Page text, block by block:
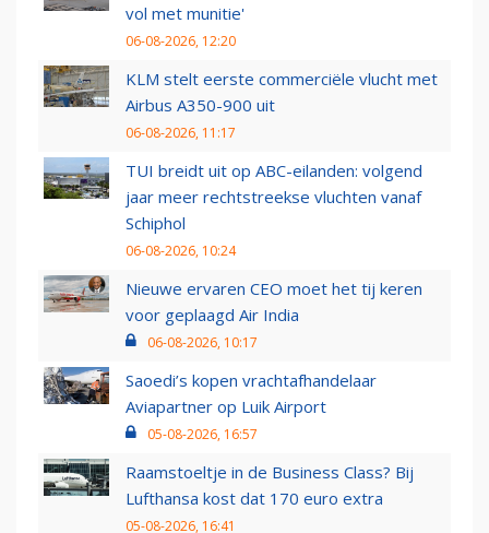
vol met munitie'
06-08-2026, 12:20
KLM stelt eerste commerciële vlucht met
Airbus A350-900 uit
06-08-2026, 11:17
TUI breidt uit op ABC-eilanden: volgend
jaar meer rechtstreekse vluchten vanaf
Schiphol
06-08-2026, 10:24
Nieuwe ervaren CEO moet het tij keren
voor geplaagd Air India
06-08-2026, 10:17
Saoedi’s kopen vrachtafhandelaar
Aviapartner op Luik Airport
05-08-2026, 16:57
Raamstoeltje in de Business Class? Bij
Lufthansa kost dat 170 euro extra
05-08-2026, 16:41